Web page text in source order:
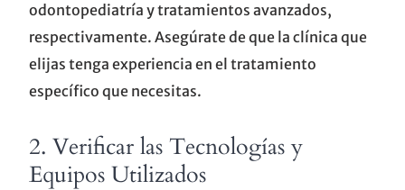
odontopediatría y tratamientos avanzados,
respectivamente. Asegúrate de que la clínica que
elijas tenga experiencia en el tratamiento
específico que necesitas.
2. Verificar las Tecnologías y
Equipos Utilizados